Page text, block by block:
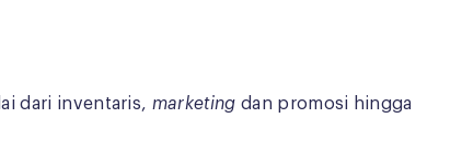
dari inventaris, marketing dan promosi hingga